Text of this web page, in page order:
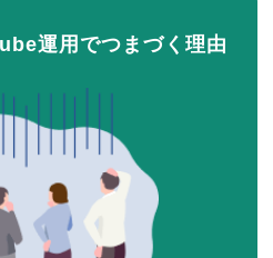
運用でつまづく理由